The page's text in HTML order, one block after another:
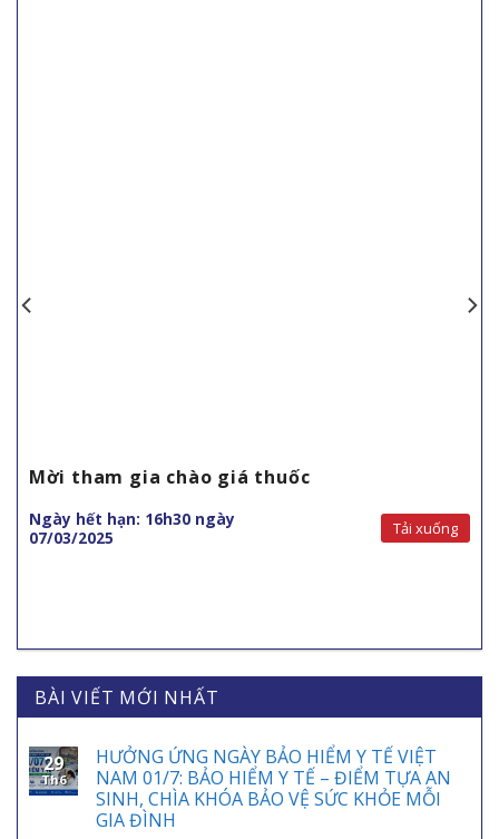
Mời tham gia chào giá thuốc
Ngày hết hạn: 16h30 ngày
07/03/2025
Tải xuống
BÀI VIẾT MỚI NHẤT
29
Th6
HƯỞNG ỨNG NGÀY BẢO HIỂM Y TẾ VIỆT
NAM 01/7: BẢO HIỂM Y TẾ – ĐIỂM TỰA AN
SINH, CHÌA KHÓA BẢO VỆ SỨC KHỎE MỖI
GIA ĐÌNH